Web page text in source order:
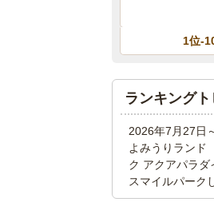
1位-
ランキング
2026年7月27日
よみうりランド
ク アクアパラ
スマイルパーク